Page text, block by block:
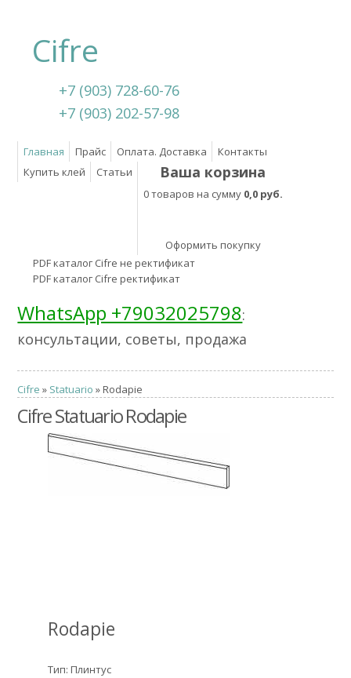
Cifre
+7 (903) 728-60-76
+7 (903) 202-57-98
Главная Прайс Оплата. Доставка
Контакты
Купить клей
Статьи Ваша корзина
0 товаров на сумму 0,0 руб.
Оформить покупку
PDF каталог Cifre не ректификат
PDF каталог Cifre ректификат
WhatsApp +79032025798:
консультации, советы, продажа
Cifre » Statuario » Rodapie
Cifre Statuario Rodapie
Rodapie
Тип: Плинтус